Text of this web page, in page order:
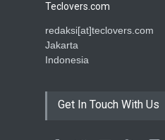
Teclovers.com
redaksi[at]teclovers.com
Jakarta
Indonesia
Get In Touch With Us